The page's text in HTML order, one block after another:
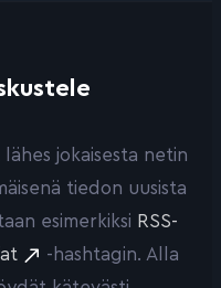
jokaisesta netin
tiedon uusista
esimerkiksi RSS-
-hashtagin. Alla